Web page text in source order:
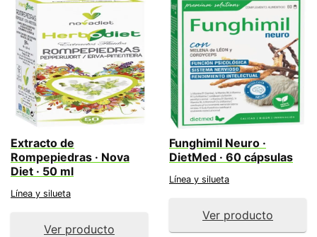
Extracto de
Rompepiedras · Nova
Diet · 50 ml
Línea y silueta
Ver producto
Funghimil Neuro ·
DietMed · 60 cápsulas
Línea y silueta
Ver producto